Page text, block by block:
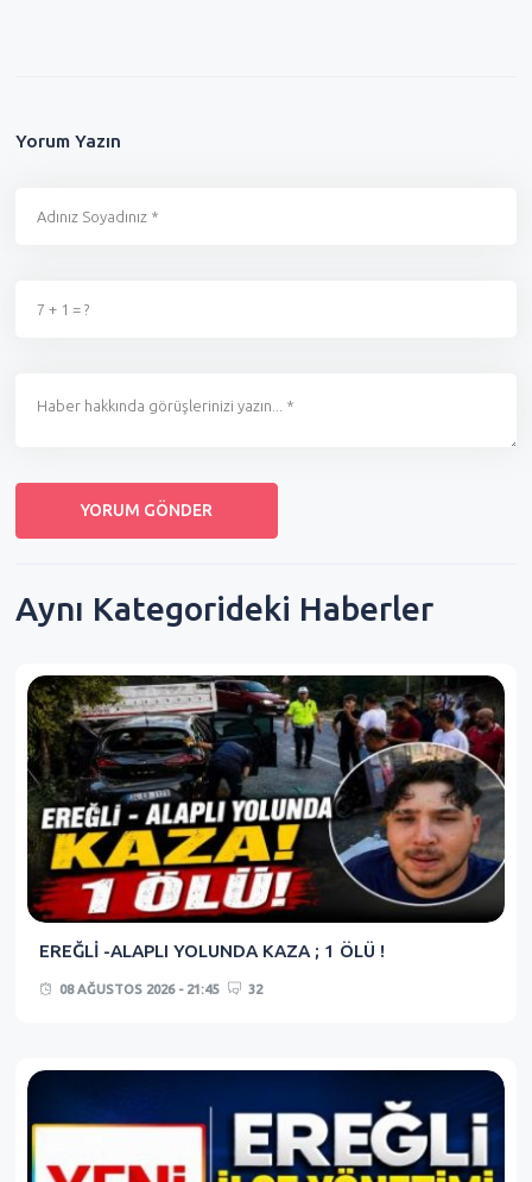
Yorum Yazın
Aynı Kategorideki Haberler
EREĞLİ -ALAPLI YOLUNDA KAZA ; 1 ÖLÜ !
08 AĞUSTOS 2026 - 21:45 32